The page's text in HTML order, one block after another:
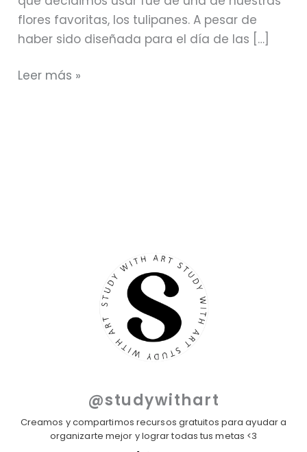
flores favoritas, los tulipanes. A pesar de
haber sido diseñada para el día de las […]
Leer más »
@studywithart
Creamos y compartimos recursos gratuitos para ayudar a
organizarte mejor y lograr todas tus metas <3